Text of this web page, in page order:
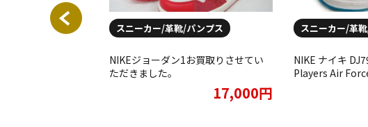
スニーカー/革靴/パンプス
NIKEジョーダン1お買取りさせてい
ただきました。
17,000円
スニーカー/革
NIKE ナイキ
Players Air
Squad エアフ
ワイトをお買